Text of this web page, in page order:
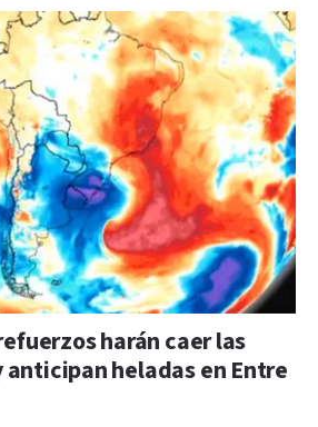
harán caer las
heladas en Entre